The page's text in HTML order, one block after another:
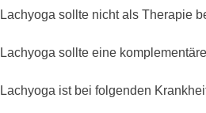
Lachyoga sollte nicht als Therapie
Lachyoga sollte eine
Lachyoga ist bei folgenden